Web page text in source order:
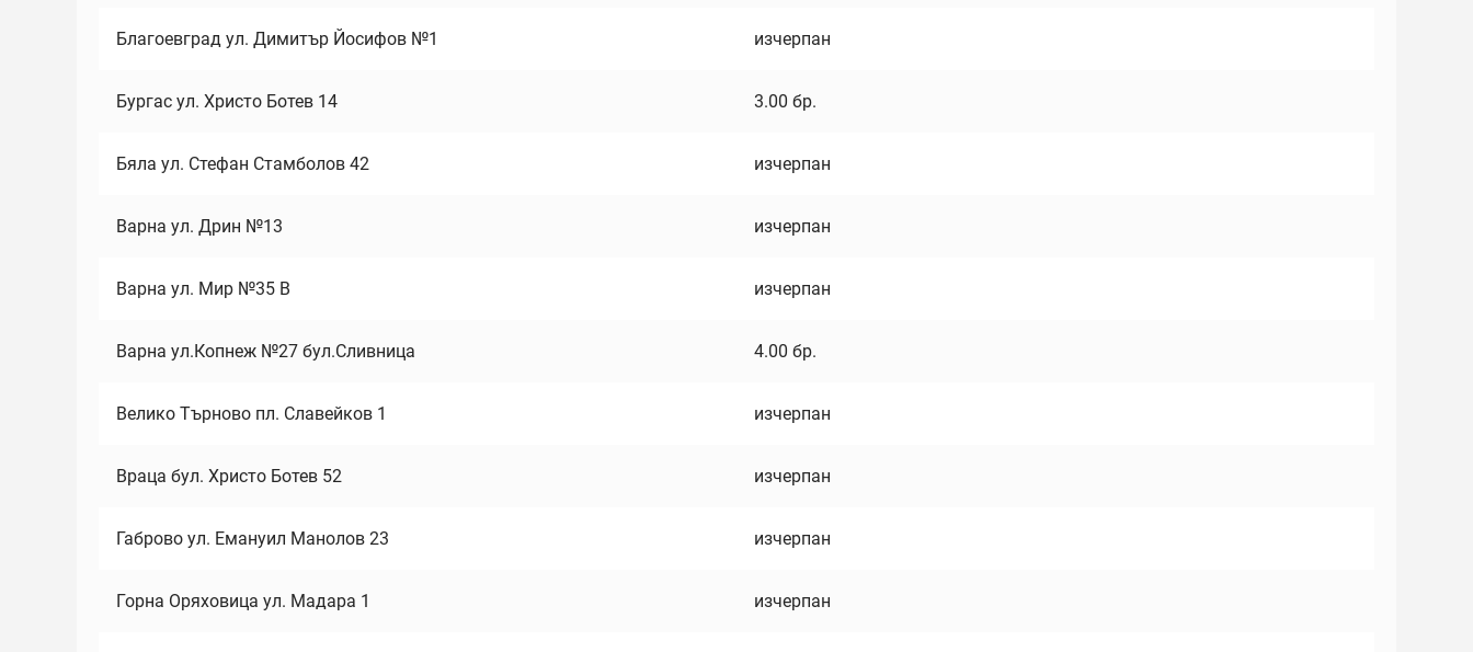
Благоевград ул. Димитър Йосифов №1 изчерпан
Бургас ул. Христо Ботев 14 3.00 бр.
Бяла ул. Стефан Стамболов 42 изчерпан
Варна ул. Дрин №13 изчерпан
Варна ул. Мир №35 В изчерпан
Варна ул.Копнеж №27 бул.Сливница 4.00 бр.
Велико Търново пл. Славейков 1 изчерпан
Враца бул. Христо Ботев 52 изчерпан
Габрово ул. Емануил Манолов 23 изчерпан
Горна Оряховица ул. Мадара 1 изчерпан